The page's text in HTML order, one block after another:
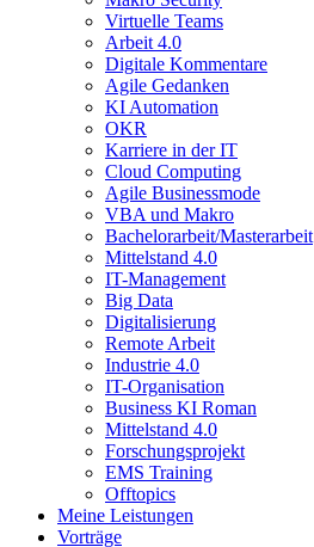
Virtuelle Teams
Arbeit 4.0
Digitale Kommentare
Agile Gedanken
KI Automation
OKR
Karriere in der IT
Cloud Computing
Agile Businessmode
VBA und Makro
Bachelorarbeit/Masterarbeit
Mittelstand 4.0
IT-Management
Big Data
Digitalisierung
Remote Arbeit
Industrie 4.0
IT-Organisation
Business KI Roman
Mittelstand 4.0
Forschungsprojekt
EMS Training
Offtopics
Meine Leistungen
Vorträge